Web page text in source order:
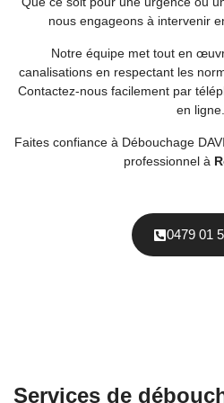
nous engageons à intervenir
Notre équipe met tout en
canalisations en respectant les
Contactez-nous facilement par
en ligne.
Faites confiance à Débouchage
professionnel à
0479 01
Services de